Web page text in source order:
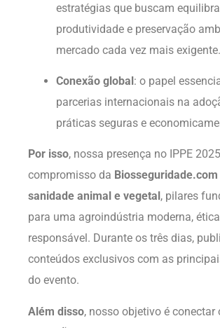
estratégias que buscam
produtividade e preservação
mercado cada vez mais exigente.
Conexão global: o papel
parcerias internacionais na
práticas seguras e
Por isso, nossa presença no IPPE
compromisso da
sanidade animal e vegetal , pilares
para uma agroindústria moderna,
responsável. Durante os três dias,
conteúdos exclusivos com as
do evento.
Além disso, nosso objetivo é conectar